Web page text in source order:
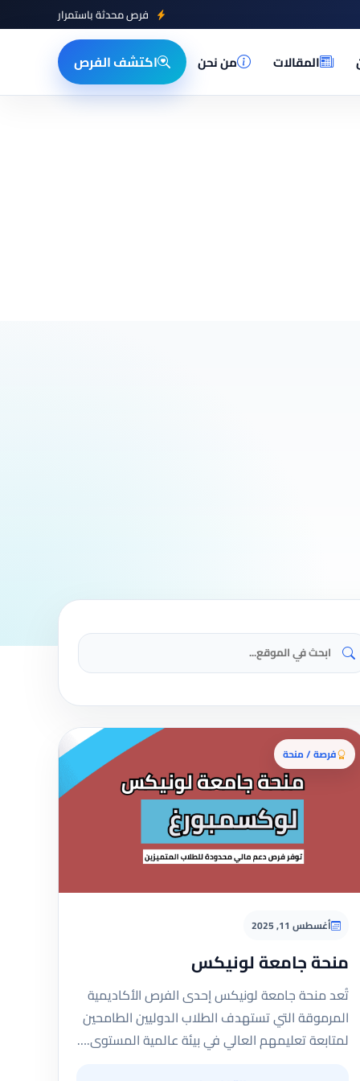
فرص محدثة باستمرار
المقالات من نحن اكتشف الفرص
فرصة / منحة
أغسطس 11, 2025
منحة جامعة لونيكس
تُعد منحة جامعة لونيكس إحدى الفرص الأكاديمية
المرموقة التي تستهدف الطلاب الدوليين الطامحين
لمتابعة تعليمهم العالي في بيئة عالمية المستوى.…